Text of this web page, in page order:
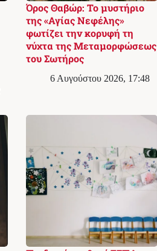
Όρος Θαβώρ: Το μυστήριο
της «Αγίας Νεφέλης»
φωτίζει την κορυφή τη
νύχτα της Μεταμορφώσεως
του Σωτήρος
6 Αυγούστου 2026, 17:48